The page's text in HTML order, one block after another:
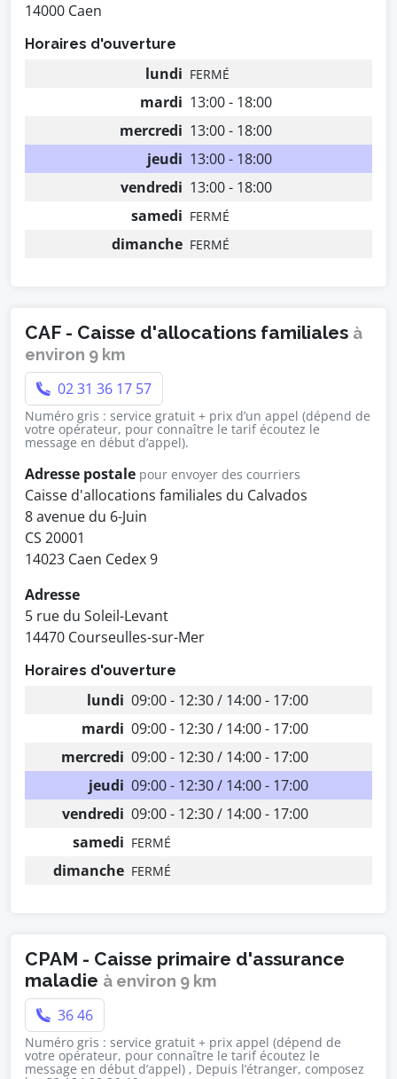
14000 Caen
Horaires d'ouverture
lundi FERMÉ
mardi 13:00 - 18:00
mercredi 13:00 - 18:00
jeudi 13:00 - 18:00
vendredi 13:00 - 18:00
samedi FERMÉ
dimanche FERMÉ
CAF - Caisse d'allocations familiales à
environ 9 km
02 31 36 17 57
Numéro gris : service gratuit + prix d’un appel (dépend de
votre opérateur, pour connaître le tarif écoutez le
message en début d’appel).
Adresse postale pour envoyer des courriers
Caisse d'allocations familiales du Calvados
8 avenue du 6-Juin
CS 20001
14023 Caen Cedex 9
Adresse
5 rue du Soleil-Levant
14470 Courseulles-sur-Mer
Horaires d'ouverture
lundi 09:00 - 12:30 / 14:00 - 17:00
mardi 09:00 - 12:30 / 14:00 - 17:00
mercredi 09:00 - 12:30 / 14:00 - 17:00
jeudi 09:00 - 12:30 / 14:00 - 17:00
vendredi 09:00 - 12:30 / 14:00 - 17:00
samedi FERMÉ
dimanche FERMÉ
CPAM - Caisse primaire d'assurance
maladie à environ 9 km
36 46
Numéro gris : service gratuit + prix appel (dépend de
votre opérateur, pour connaître le tarif écoutez le
message en début d’appel) , Depuis l’étranger, composez